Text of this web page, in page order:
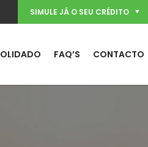
SIMULE JÁ O SEU CRÉDITO
FAQ’S CONTACTO